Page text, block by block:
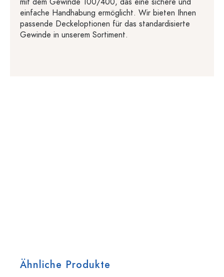
einfache Handhabung ermöglicht. Wir bieten Ihnen
passende Deckeloptionen für das standardisierte
Gewinde in unserem Sortiment.
Ähnliche Produkte